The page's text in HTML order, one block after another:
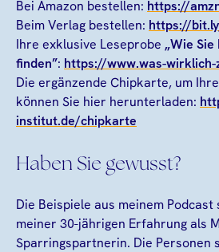
Bei Amazon bestellen: https://
Beim Verlag bestellen: https://
Ihre exklusive Leseprobe „Wie
finden”: https://www.was-
Die ergänzende Chipkarte, um
können Sie hier herunterladen:
institut.de/chipkarte
Haben Sie gewusst?
Die Beispiele aus meinem
meiner 30-jährigen Erfahrung als
Sparringspartnerin. Die Personen